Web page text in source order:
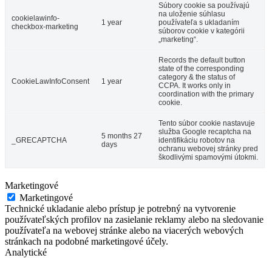
cookielawinfo-
checkbox-marketing
1 year
Súbory cookie sa používajú
na uloženie súhlasu
používateľa s ukladaním
súborov cookie v kategórii
„marketing“.
CookieLawInfoConsent 1 year
Records the default button
state of the corresponding
category & the status of
CCPA. It works only in
coordination with the primary
cookie.
_GRECAPTCHA
5 months 27
days
Tento súbor cookie nastavuje
služba Google recaptcha na
identifikáciu robotov na
ochranu webovej stránky pred
škodlivými spamovými útokmi.
Marketingové
Marketingové
Technické ukladanie alebo prístup je potrebný na vytvorenie
používateľských profilov na zasielanie reklamy alebo na sledovanie
používateľa na webovej stránke alebo na viacerých webových
stránkach na podobné marketingové účely.
Analytické